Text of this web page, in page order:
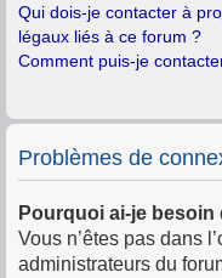
Qui dois-je contacter à
légaux liés à ce forum ?
Comment puis-je
Problèmes de
Pourquoi ai-je besoin
Vous n’êtes pas dans
administrateurs du